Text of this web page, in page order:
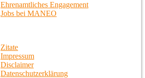
Ehrenamtliches Engagement
Jobs bei MANEO
Zitate
Impressum
Disclaimer
Datenschutzerklärung